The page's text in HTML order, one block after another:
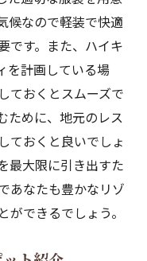
自然体験を
ィプラン
ためのヒント
方
む
韻
候なので軽装で快適
です。また、ハイキ
を計画している場
ておくとスムーズで
ために、地元のレス
ておくと良いでしょ
最大限に引き出すた
あなたも豊かなリゾ
できるでしょう。